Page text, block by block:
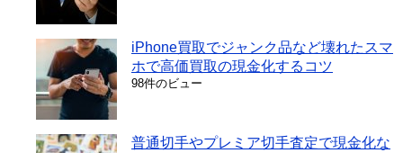
iPhone買取でジャンク品など壊れたスマ
ホで高価買取の現金化するコツ
98件のビュー
普通切手やプレミア切手査定で現金化な